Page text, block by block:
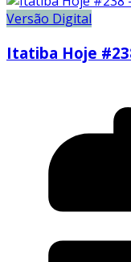
Versão Digital
Itatiba Hoje